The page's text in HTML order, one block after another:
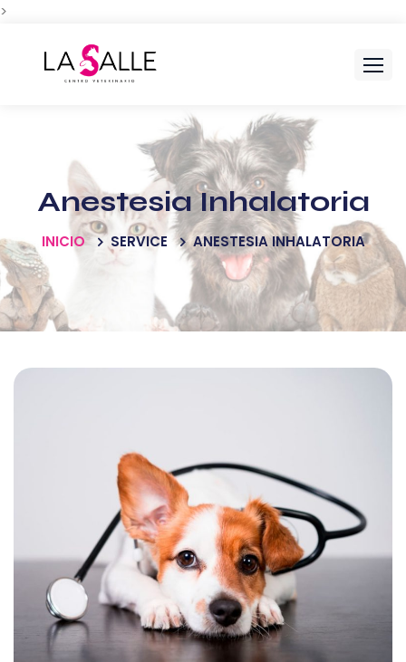
>
Anestesia Inhalatoria
INICIO SERVICE ANESTESIA INHALATORIA